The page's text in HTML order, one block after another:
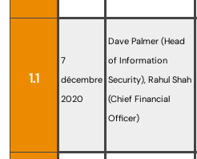
1.1
7
décembre
2020
Dave Palmer (Head
of Information
Security), Rahul Shah
(Chief Financial
Officer)